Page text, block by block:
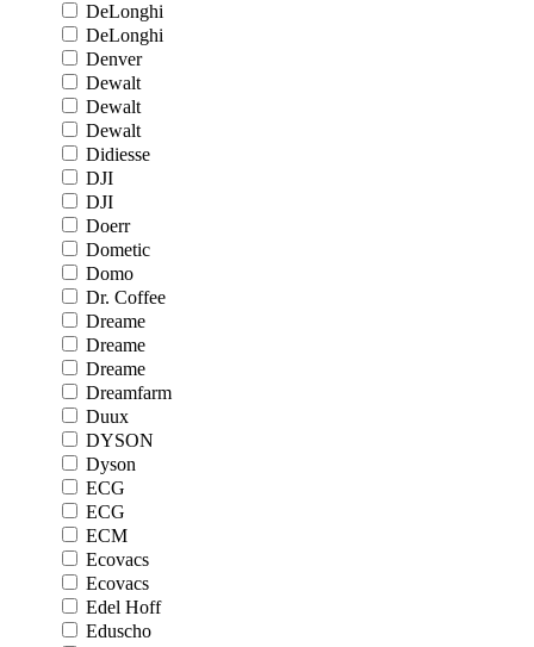
DeLonghi
DeLonghi
Denver
Dewalt
Dewalt
Dewalt
Didiesse
DJI
DJI
Doerr
Dometic
Domo
Dr. Coffee
Dreame
Dreame
Dreame
Dreamfarm
Duux
DYSON
Dyson
ECG
ECG
ECM
Ecovacs
Ecovacs
Edel Hoff
Eduscho